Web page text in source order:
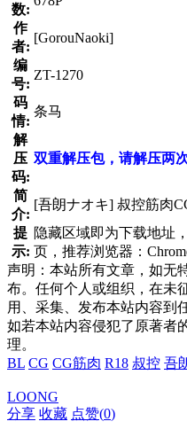
数:
作
者:
[GorouNaoki]
编
号:
ZT-1270
码
情:
条马
解
压
码:
双重解压包，请解压两
简
介:
[吾朗ナオキ] 叔控筋肉
提
示:
隐藏区域即为下载地址
页，推荐浏览器：
声明：本站所有文章，如无
布。任何个人或组织，在未
用、采集、发布本站内容到
如若本站内容侵犯了原著者
理。
BL CG CG筋肉 R18 叔控 吾
LOONG
分享 收藏 点赞(0)